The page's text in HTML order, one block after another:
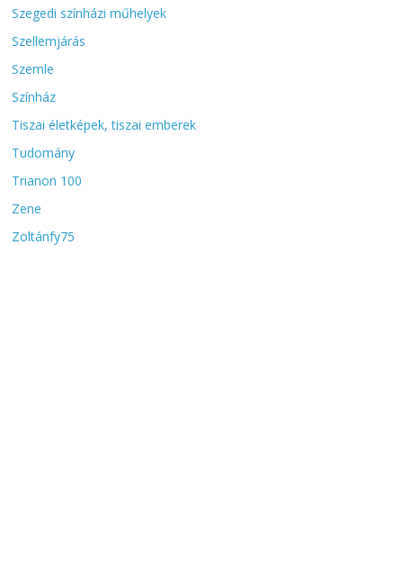
Szegedi színházi műhelyek
Szellemjárás
Szemle
Színház
Tiszai életképek, tiszai emberek
Tudomány
Trianon 100
Zene
Zoltánfy75